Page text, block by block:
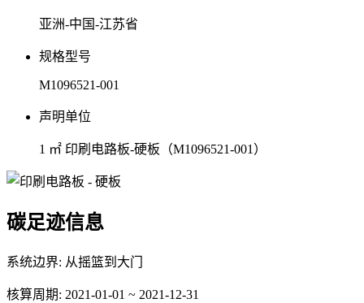
亚洲-中国-江苏省
规格型号
M1096521-001
声明单位
1 ㎡ 印刷电路板-硬板（M1096521-001）
碳足迹信息
系统边界: 从摇篮到大门
核算周期: 2021-01-01 ~ 2021-12-31